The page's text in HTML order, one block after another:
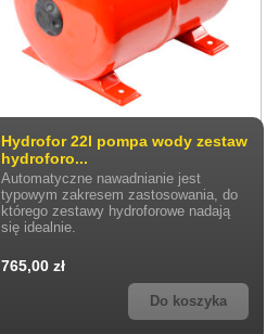
Hydrofor 22l pompa wody zestaw
hydroforo...
Automatyczne nawadnianie jest
typowym zakresem zastosowania, do
którego zestawy hydroforowe nadają
się idealnie.
765,00 zł
Do koszyka